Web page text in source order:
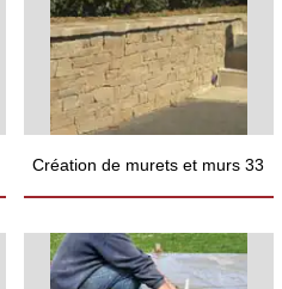
Création de murets et murs 33